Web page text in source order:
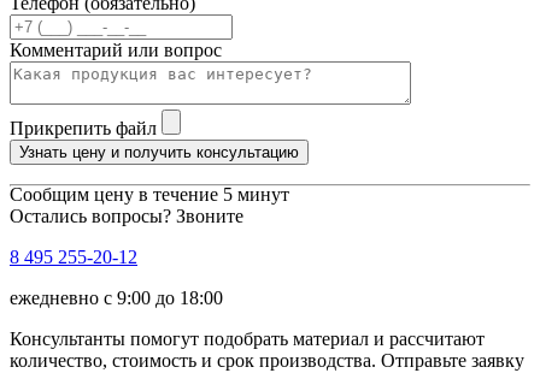
Комментарий или вопрос
Прикрепить файл
Узнать цену и получить консультацию
Сообщим цену в течение 5 минут
Остались вопросы? Звоните
8 495 255-20-12
ежедневно с 9:00 до 18:00
Консультанты помогут подобрать материал и рассчитают
количество, стоимость и срок производства. Отправьте заявку